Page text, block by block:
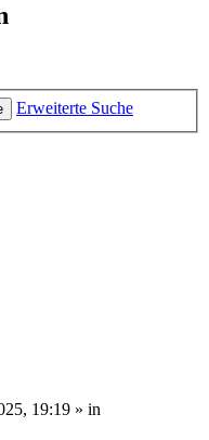
Erweiterte Suche
19:19 » in